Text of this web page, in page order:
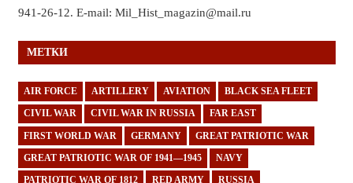
941-26-12. E-mail: Mil_Hist_magazin@mail.ru
МЕТКИ
AIR FORCE ARTILLERY AVIATION BLACK SEA FLEET
CIVIL WAR CIVIL WAR IN RUSSIA FAR EAST
FIRST WORLD WAR GERMANY GREAT PATRIOTIC WAR
GREAT PATRIOTIC WAR OF 1941—1945 NAVY
PATRIOTIC WAR OF 1812 RED ARMY RUSSIA